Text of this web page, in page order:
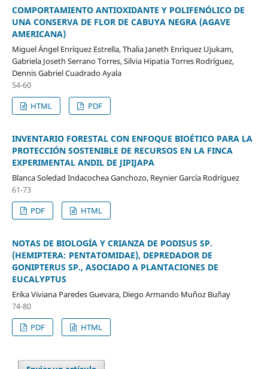
COMPORTAMIENTO ANTIOXIDANTE Y POLIFENÓLICO DE
UNA CONSERVA DE FLOR DE CABUYA NEGRA (AGAVE
AMERICANA)
Miguel Ángel Enríquez Estrella, Thalia Janeth Enrìquez Ujukam,
Gabriela Joseth Serrano Torres, Silvia Hipatia Torres Rodríguez,
Dennis Gabriel Cuadrado Ayala
54-60
HTML
PDF
INVENTARIO FORESTAL CON ENFOQUE BIOÉTICO PARA LA
PROTECCIÓN SOSTENIBLE DE RECURSOS EN LA FINCA
EXPERIMENTAL ANDIL DE JIPIJAPA
Blanca Soledad Indacochea Ganchozo, Reynier García Rodríguez
61-73
PDF
HTML
NOTAS DE BIOLOGÍA Y CRIANZA DE PODISUS SP.
(HEMIPTERA: PENTATOMIDAE), DEPREDADOR DE
GONIPTERUS SP., ASOCIADO A PLANTACIONES DE
EUCALYPTUS
Erika Viviana Paredes Guevara, Diego Armando Muñoz Buñay
74-80
PDF
HTML